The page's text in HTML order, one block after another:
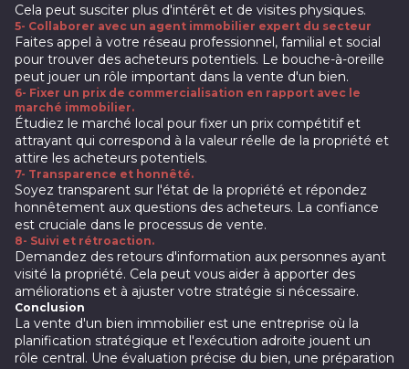
Cela peut susciter plus d'intérêt et de visites physiques.
5- Collaborer avec un agent immobilier expert du secteur
Faites appel à votre réseau professionnel, familial et social
pour trouver des acheteurs potentiels. Le bouche-à-oreille
peut jouer un rôle important dans la vente d'un bien.
6- Fixer un prix de commercialisation en rapport avec le
marché immobilier.
Étudiez le marché local pour fixer un prix compétitif et
attrayant qui correspond à la valeur réelle de la propriété et
attire les acheteurs potentiels.
7- Transparence et honnêté.
Soyez transparent sur l'état de la propriété et répondez
honnêtement aux questions des acheteurs. La confiance
est cruciale dans le processus de vente.
8- Suivi et rétroaction.
Demandez des retours d'information aux personnes ayant
visité la propriété. Cela peut vous aider à apporter des
améliorations et à ajuster votre stratégie si nécessaire.
Conclusion
La vente d'un bien immobilier est une entreprise où la
planification stratégique et l'exécution adroite jouent un
rôle central. Une évaluation précise du bien, une préparation